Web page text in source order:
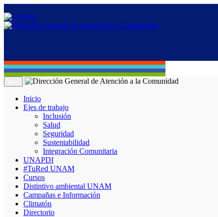
Inicio
Ejes de trabajo
Inclusión
Salud
Seguridad
Sustentabilidad
Integración Comunitaria
UNAPDI
#TuRed UNAM
Cursos
Distintivo ambiental UNAM
Campañas e Información
Climatón
Directorio